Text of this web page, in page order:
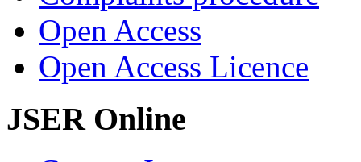
Open Access
Open Access Licence
JSER Online